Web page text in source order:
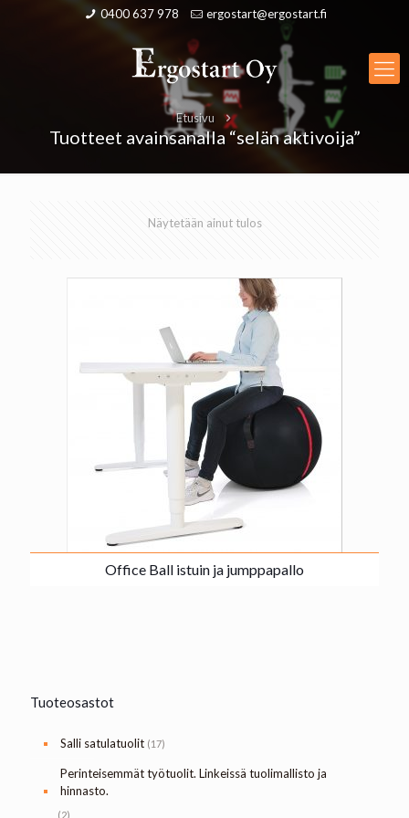
0400 637 978 ergostart@ergostart.fi
Etusivu
Tuotteet avainsanalla “selän aktivoija”
Näytetään ainut tulos
Office Ball istuin ja jumppapallo
Tuoteosastot
Salli satulatuolit (17)
Perinteisemmät työtuolit. Linkeissä tuolimallisto ja
hinnasto.
(2)